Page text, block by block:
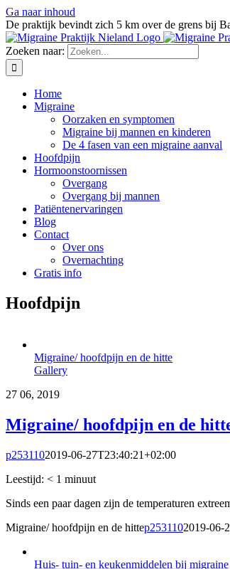
Ga naar inhoud
De praktijk bevindt zich 5 km over de grens bij
Zoeken naar:
Home
Migraine
Oorzaken en symptomen
Migraine bij mannen en kinderen
De 4 fasen van een migraine aanval
Hoofdpijn
Hormoonstoornissen
Overgang
Overgang bij mannen
Patiëntenervaringen
Blog
Contact
Over ons
Overnachting
Gratis info
Hoofdpijn
Migraine/ hoofdpijn en de hitte
Gallery
27 06, 2019
Migraine/ hoofdpijn en de
p2531102019-06-27T23:40:21+02:00
Leestijd: < 1 minuut
Sinds een paar dagen zijn de temperaturen
Migraine/ hoofdpijn en de hittep2531102019-06-
Huis- tuin- en keukenmiddelen bij migraine